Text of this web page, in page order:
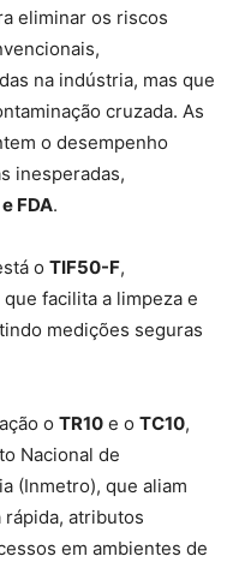
eliminar os riscos
na indústria, mas que
cruzada. As
o desempenho
inesperadas,
FDA.
o TIF50-F,
facilita a limpeza e
medições seguras
o TR10 e o TC10,
Nacional de
(Inmetro), que aliam
atributos
em ambientes de